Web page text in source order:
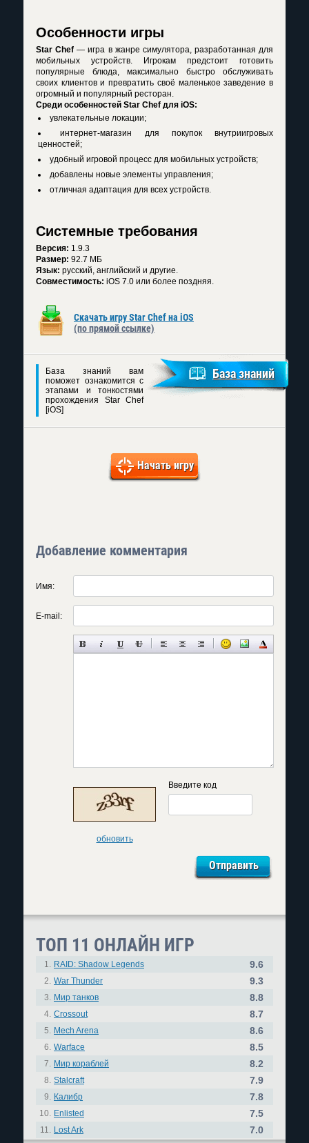
Особенности игры
Star Chef — игра в жанре симулятора, разработанная для
мобильных устройств. Игрокам предстоит готовить
популярные блюда, максимально быстро обслуживать
своих клиентов и превратить своё маленькое заведение в
огромный и популярный ресторан.
Среди особенностей Star Chef для iOS:
увлекательные локации;
интернет-магазин для покупок внутриигровых
ценностей;
удобный игровой процесс для мобильных устройств;
добавлены новые элементы управления;
отличная адаптация для всех устройств.
Системные требования
Версия: 1.9.3
Размер: 92.7 МБ
Язык: русский, английский и другие.
Совместимость: iOS 7.0 или более поздняя.
Скачать игру Star Chef на iOS
(по прямой ссылке)
База знаний вам
поможет ознакомится с
этапами и тонкостями
прохождения Star Chef
[iOS]
База знаний
Начать игру
Добавление комментария
Имя:
E-mail:
обновить
Введите код
ТОП 11 ОНЛАЙН ИГР
1. RAID: Shadow Legends 9.6
2. War Thunder 9.3
3. Мир танков 8.8
4. Crossout 8.7
5. Mech Arena 8.6
6. Warface 8.5
7. Мир кораблей 8.2
8. Stalcraft 7.9
9. Калибр 7.8
10. Enlisted 7.5
11. Lost Ark 7.0